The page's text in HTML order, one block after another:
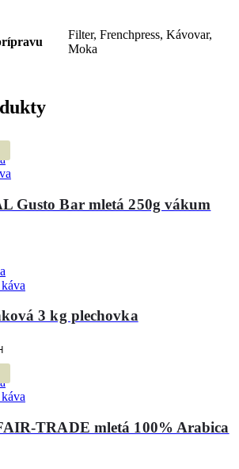
Filter, Frenchpress, Kávovar,
Moka
Gusto Bar mletá 250g vákum
3 kg plechovka
TRADE mletá 100% Arabica